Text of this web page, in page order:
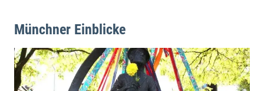
Münchner Einblicke